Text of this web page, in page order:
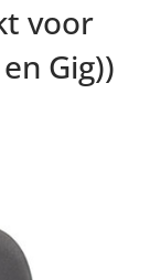
voor
Gig))